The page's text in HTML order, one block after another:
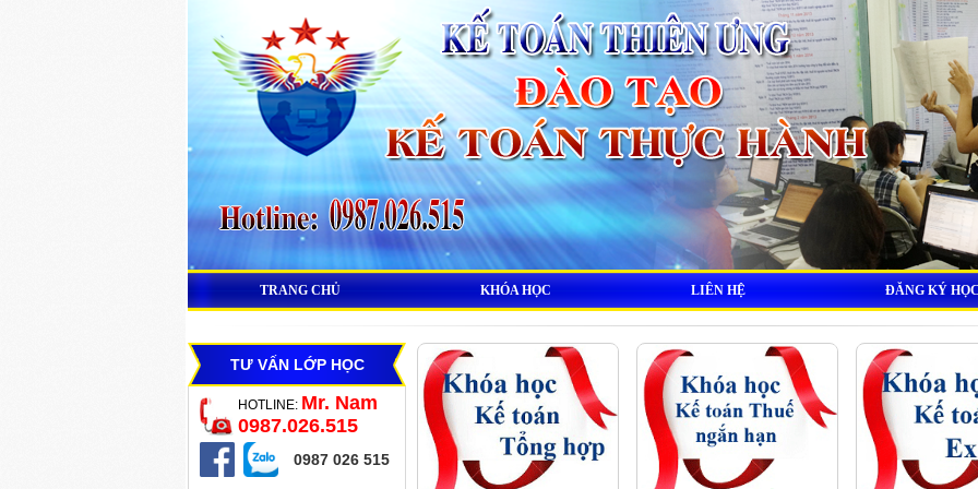
TRANG CHỦ KHÓA HỌC LIÊN HỆ ĐĂNG KÝ
TƯ VẤN LỚP HỌC
HOTLINE: Mr. Nam
0987.026.515
0987 026 515